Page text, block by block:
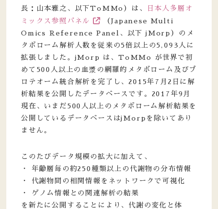
長：山本雅之、以下ToMMo）は、
日本人多層オ
ミックス参照パネル
（Japanese Multi
Omics Reference Panel、以下 jMorp）のメ
タボローム解析人数を従来の5倍以上の5,093人に
拡張しました。jMorp は、ToMMo が世界で初
めて500人以上の血漿の網羅的メタボローム及びプ
ロテオーム統合解析を完了し、2015年7月2日に解
析結果を公開したデータベースです。2017年9月
現在、いまだ500人以上のメタボローム解析結果を
公開しているデータベースはjMorpを除いてあり
ません。
このたびデータ規模の拡大に加えて、
・ 年齢層毎の約250種類以上の代謝物の分布情報
・ 代謝物間の相関情報をネットワークで可視化
・ ゲノム情報との関連解析の結果
を新たに公開することにより、代謝の変化と体